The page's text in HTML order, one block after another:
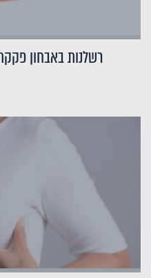
רשלנות באבחון